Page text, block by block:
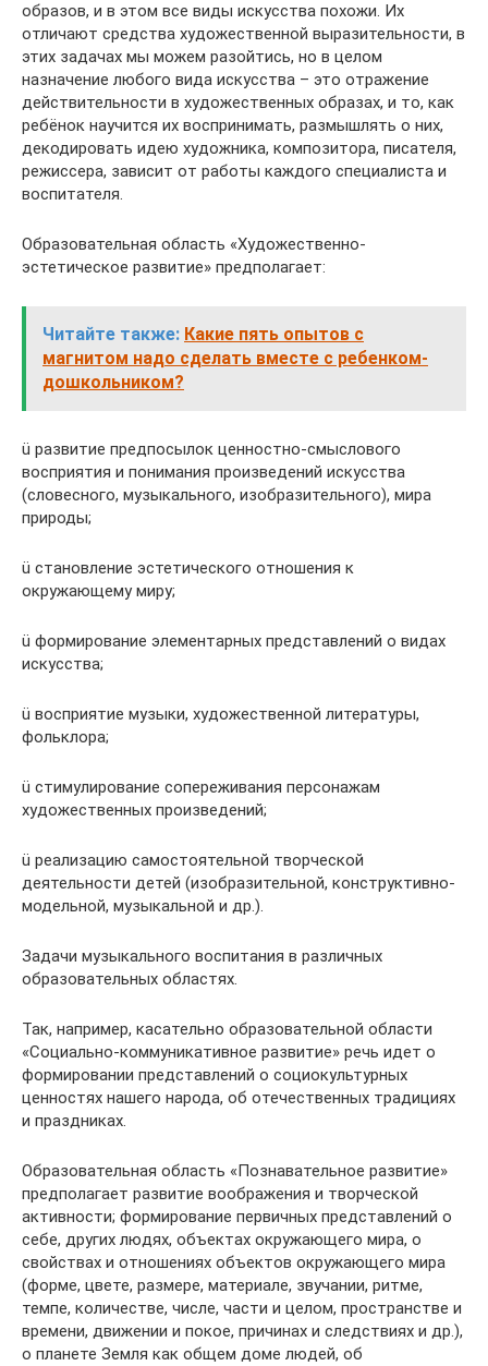
образов, и в этом все виды искусства похожи. Их
отличают средства художественной выразительности, в
этих задачах мы можем разойтись, но в целом
назначение любого вида искусства – это отражение
действительности в художественных образах, и то, как
ребёнок научится их воспринимать, размышлять о них,
декодировать идею художника, композитора, писателя,
режиссера, зависит от работы каждого специалиста и
воспитателя.
Образовательная область «Художественно-
эстетическое развитие» предполагает:
Читайте также: Какие пять опытов с
магнитом надо сделать вместе с ребенком-
дошкольником?
ü развитие предпосылок ценностно-смыслового
восприятия и понимания произведений искусства
(словесного, музыкального, изобразительного), мира
природы;
ü становление эстетического отношения к
окружающему миру;
ü формирование элементарных представлений о видах
искусства;
ü восприятие музыки, художественной литературы,
фольклора;
ü стимулирование сопереживания персонажам
художественных произведений;
ü реализацию самостоятельной творческой
деятельности детей (изобразительной, конструктивно-
модельной, музыкальной и др.).
Задачи музыкального воспитания в различных
образовательных областях.
Так, например, касательно образовательной области
«Социально-коммуникативное развитие» речь идет о
формировании представлений о социокультурных
ценностях нашего народа, об отечественных традициях
и праздниках.
Образовательная область «Познавательное развитие»
предполагает развитие воображения и творческой
активности; формирование первичных представлений о
себе, других людях, объектах окружающего мира, о
свойствах и отношениях объектов окружающего мира
(форме, цвете, размере, материале, звучании, ритме,
темпе, количестве, числе, части и целом, пространстве и
времени, движении и покое, причинах и следствиях и др.),
о планете Земля как общем доме людей, об